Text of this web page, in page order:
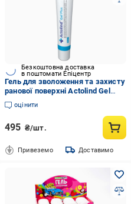
Безкоштовна доставка
в поштомати Епіцентр
Гель для зволоження та захисту
ранової поверхні Actolind Gel
Plus 50 мл
оцінити
495 ₴/шт.
Привеземо Доставимо